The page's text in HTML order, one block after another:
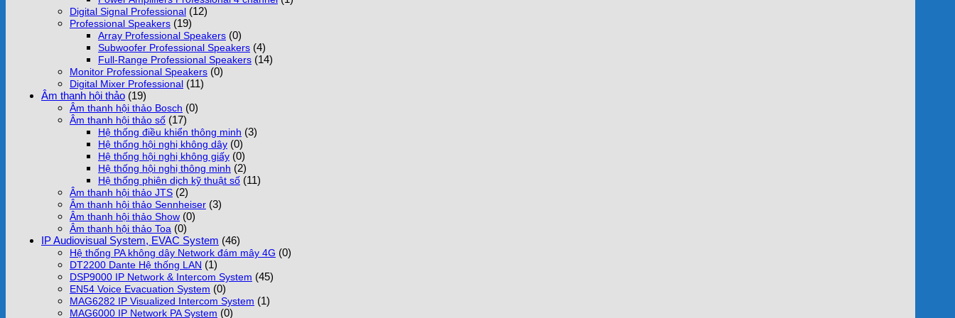
Digital Signal Professional (12)
Professional Speakers (19)
Array Professional Speakers (0)
Subwoofer Professional Speakers (4)
Full-Range Professional Speakers (14)
Monitor Professional Speakers (0)
Digital Mixer Professional (11)
Âm thanh hội thảo (19)
Âm thanh hội thảo Bosch (0)
Âm thanh hội thảo số (17)
Hệ thống điều khiển thông minh (3)
Hệ thống hội nghị không dây (0)
Hệ thống hội nghị không giấy (0)
Hệ thống hội nghị thông minh (2)
Hệ thống phiên dịch kỹ thuật số (11)
Âm thanh hội thảo JTS (2)
Âm thanh hội thảo Sennheiser (3)
Âm thanh hội thảo Show (0)
Âm thanh hội thảo Toa (0)
IP Audiovisual System, EVAC System (46)
Hệ thống PA không dây Network đám mây 4G (0)
DT2200 Dante Hệ thống LAN (1)
DSP9000 IP Network & Intercom System (45)
EN54 Voice Evacuation System (0)
MAG6282 IP Visualized Intercom System (1)
MAG6000 IP Network PA System (0)